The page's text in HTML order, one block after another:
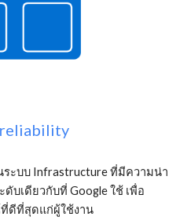
ระบบ Infrastructure ที่มีความน่า
บเดียวกับที่ Google ใช้ เพื่อ
ดีที่สุดแก่ผู้ใช้งาน